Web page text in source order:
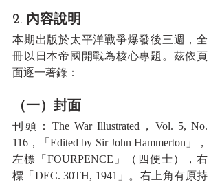
2. 內容說明
本期出版於太平洋戰爭爆發後三週，全
冊以日本帝國開戰為核心專題。茲依頁
面逐一著錄：
（一）封面
刊頭：The War Illustrated，Vol. 5, No.
116，「Edited by Sir John Hammerton」，
左標「FOURPENCE」（四便士），右
標「DEC. 30TH, 1941」。右上角有原持